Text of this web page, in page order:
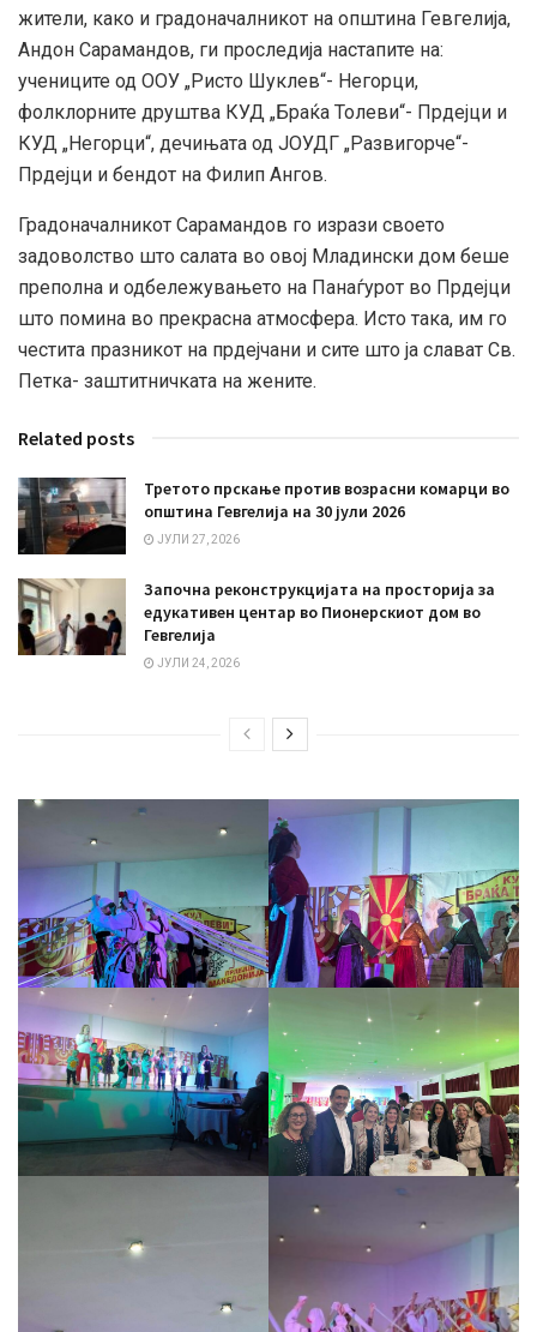
жители, како и градоначалникот на општина Гевгелија,
Андон Сарамандов, ги проследија настапите на:
учениците од ООУ „Ристо Шуклев“- Негорци,
фолклорните друштва КУД „Браќа Толеви“- Прдејци и
КУД „Негорци“, дечињата од ЈОУДГ „Развигорче“-
Прдејци и бендот на Филип Ангов.
Градоначалникот Сарамандов го изрази своето
задоволство што салата во овој Младински дом беше
преполна и одбележувањето на Панаѓурот во Прдејци
што помина во прекрасна атмосфера. Исто така, им го
честита празникот на прдејчани и сите што ја слават Св.
Петка- заштитничката на жените.
Related posts
Третото прскање против возрасни комарци во
општина Гевгелија на 30 јули 2026
ЈУЛИ 27, 2026
Започна реконструкцијата на просторија за
едукативен центар во Пионерскиот дом во
Гевгелија
ЈУЛИ 24, 2026